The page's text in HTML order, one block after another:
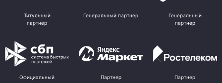
Титульный
партнер
Генеральный партнер
Генеральный
партнер
Официальный
Партнер Партнер